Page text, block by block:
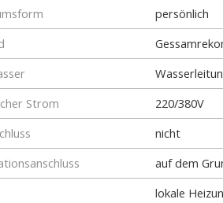
persönlich
Strom
220/380V
nicht
auf dem
lokale